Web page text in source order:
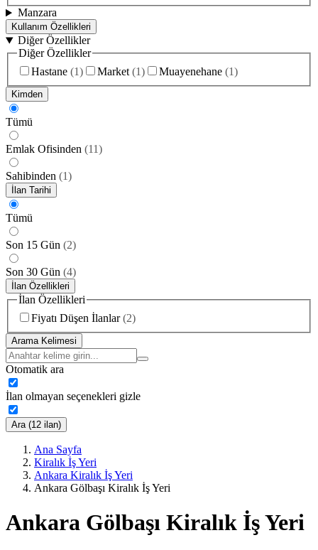
Manzara
Kullanım Özellikleri
Diğer Özellikler
Diğer Özellikler
Hastane (1) Market (1) Muayenehane (1)
Kimden
Tümü
Emlak Ofisinden (11)
Sahibinden (1)
İlan Tarihi
Tümü
Son 15 Gün (2)
Son 30 Gün (4)
İlan Özellikleri
İlan Özellikleri
Fiyatı Düşen İlanlar (2)
Arama Kelimesi
Otomatik ara
İlan olmayan seçenekleri gizle
Ara (12 ilan)
Ana Sayfa
Kiralık İş Yeri
Ankara Kiralık İş Yeri
Ankara Gölbaşı Kiralık İş Yeri
Ankara Gölbaşı Kiralık İş Yeri